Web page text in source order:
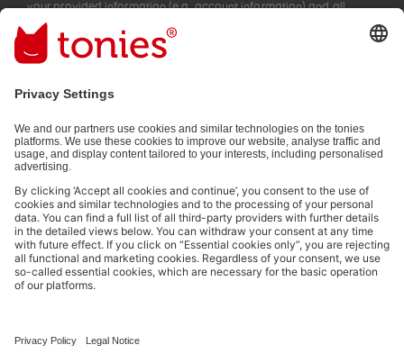
your provided information (e.g. account information) and all
interaction information provided by you for advertising purposes
(e.g. playtime information). You can unsubscribe at any time free
of charge.
Privacy policy.
Payment methods:
Social media links
The use of the Content for text and data mining of (generative) AI